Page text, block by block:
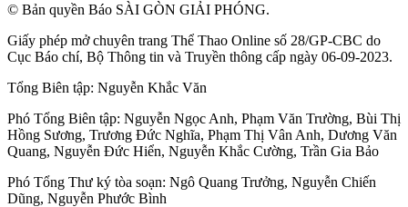
© Bản quyền Báo SÀI GÒN GIẢI PHÓNG.
Giấy phép mở chuyên trang Thể Thao Online số 28/GP-CBC do
Cục Báo chí, Bộ Thông tin và Truyền thông cấp ngày 06-09-2023.
Tổng Biên tập: Nguyễn Khắc Văn
Phó Tổng Biên tập: Nguyễn Ngọc Anh, Phạm Văn Trường, Bùi Thị
Hồng Sương, Trương Đức Nghĩa, Phạm Thị Vân Anh, Dương Văn
Quang, Nguyễn Đức Hiển, Nguyễn Khắc Cường, Trần Gia Bảo
Phó Tổng Thư ký tòa soạn: Ngô Quang Trưởng, Nguyễn Chiến
Dũng, Nguyễn Phước Bình